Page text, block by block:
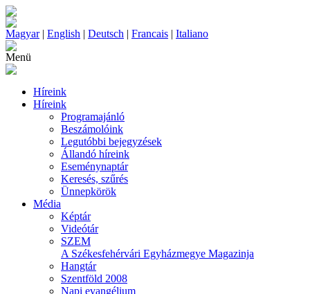
Magyar| English | Deutsch | Francais | Italiano
Menü
Híreink
Híreink
Programajánló
Beszámolóink
Legutóbbi bejegyzések
Állandó híreink
Eseménynaptár
Keresés, szűrés
Ünnepkörök
Média
Képtár
Videótár
SZEM
A Székesfehérvári Egyházmegye Magazinja
Hangtár
Szentföld 2008
Napi evangélium